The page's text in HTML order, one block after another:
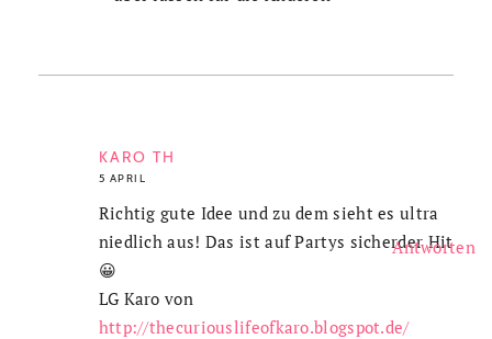
KARO TH
5 APRIL
Richtig gute Idee und zu dem sieht es ultra
niedlich aus! Das ist auf Partys sicherder Hit
😀
LG Karo von
http://thecuriouslifeofkaro.blogspot.de/
Antworten